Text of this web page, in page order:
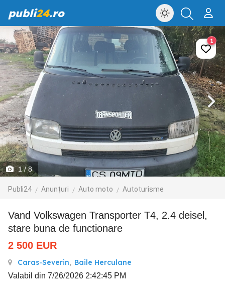
publi24.ro
1/ 8
Publi24 Anunțuri Auto moto Autoturisme
1
Vand Volkswagen Transporter T4, 2.4 deisel,
stare buna de functionare
2 500 EUR
Caras-Severin, Baile Herculane
Valabil din 7/26/2026 2:42:45 PM